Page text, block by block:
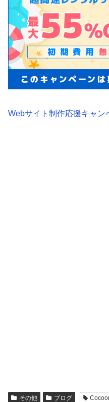
Webサイト制作応援キャン
その他 ブログ